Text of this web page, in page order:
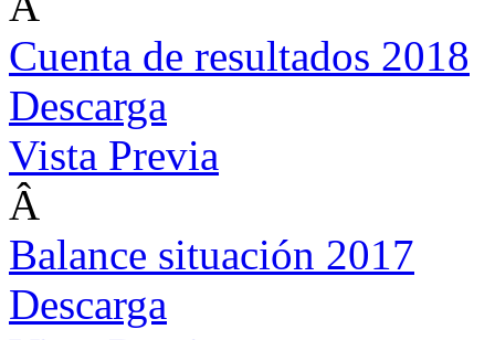
Cuenta de resultados 2018
Descarga
Vista Previa
Â
Balance situación 2017
Descarga